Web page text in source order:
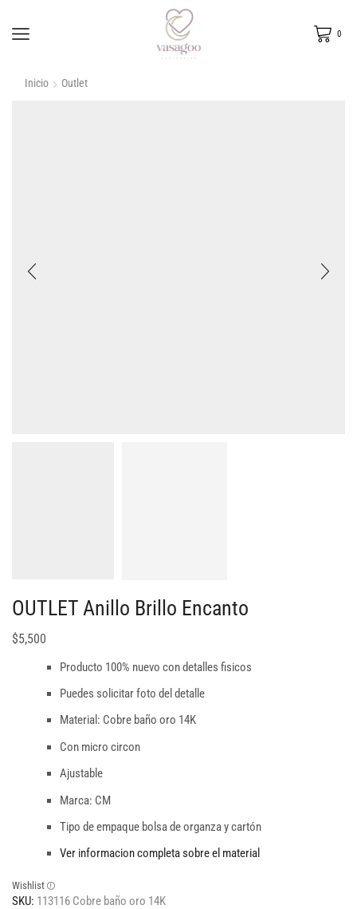
0
Inicio Outlet
OUTLET Anillo Brillo Encanto
$5,500
Producto 100% nuevo con detalles fisicos
Puedes solicitar foto del detalle
Material: Cobre baño oro 14K
Con micro circon
Ajustable
Marca: CM
Tipo de empaque bolsa de organza y cartón
Ver informacion completa sobre el material
Wishlist
SKU: 113116 Cobre baño oro 14K